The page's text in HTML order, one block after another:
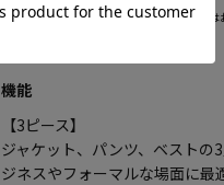
サイズ選択画面に記載している数字あるい
機能
【3ピース】
ジャケット、パンツ、ベストの
ジネスやフォーマルな場面に最